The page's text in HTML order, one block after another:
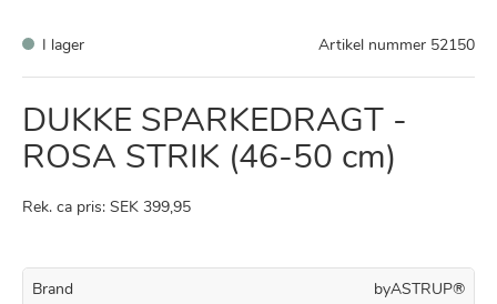
I lager Artikel nummer 52150
DUKKE SPARKEDRAGT -
ROSA STRIK (46-50 cm)
Rek. ca pris: SEK 399,95
Brand byASTRUP®